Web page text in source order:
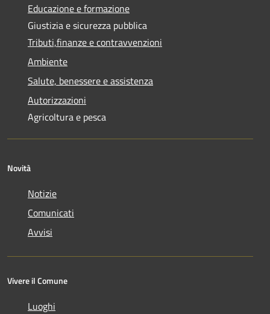
Educazione e formazione
Giustizia e sicurezza pubblica
Tributi,finanze e contravvenzioni
Ambiente
Salute, benessere e assistenza
Autorizzazioni
Agricoltura e pesca
Novità
Notizie
Comunicati
Avvisi
Vivere il Comune
Luoghi